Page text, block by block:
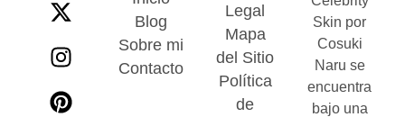
Blog
Sobre mi
Contacto
Legal
Mapa
del Sitio
Política
de
Skin por
Cosuki
Naru se
encuentra
bajo una